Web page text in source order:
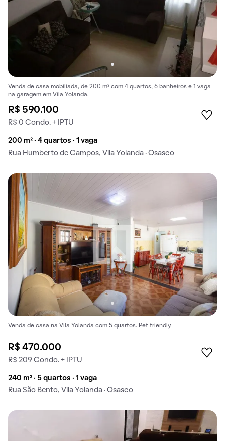
Venda de casa mobiliada, de 200 m² com 4 quartos, 6 banheiros e 1 vaga
na garagem em Vila Yolanda.
R$ 590.100
R$ 0 Condo. + IPTU
200 m² · 4 quartos · 1 vaga
Rua Humberto de Campos, Vila Yolanda · Osasco
Venda de casa na Vila Yolanda com 5 quartos. Pet friendly.
R$ 470.000
R$ 209 Condo. + IPTU
240 m² · 5 quartos · 1 vaga
Rua São Bento, Vila Yolanda · Osasco